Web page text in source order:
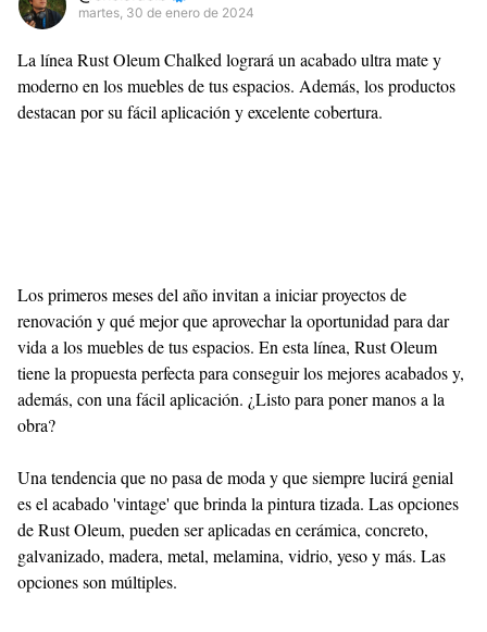
martes, 30 de enero de 2024
Premium
By
Raushan
Design
La línea Rust Oleum Chalked logrará un acabado ultra mate y
moderno en los muebles de tus espacios. Además, los productos
destacan por su fácil aplicación y excelente cobertura.
Los primeros meses del año invitan a iniciar proyectos de
renovación y qué mejor que aprovechar la oportunidad para dar
vida a los muebles de tus espacios. En esta línea, Rust Oleum
tiene la propuesta perfecta para conseguir los mejores acabados y,
además, con una fácil aplicación. ¿Listo para poner manos a la
obra?
Una tendencia que no pasa de moda y que siempre lucirá genial
es el acabado 'vintage' que brinda la pintura tizada. Las opciones
de Rust Oleum, pueden ser aplicadas en cerámica, concreto,
galvanizado, madera, metal, melamina, vidrio, yeso y más. Las
opciones son múltiples.